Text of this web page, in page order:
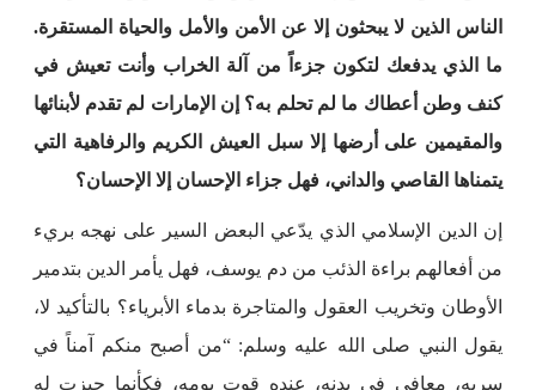
الناس الذين لا يبحثون إلا عن الأمن والأمل والحياة المستقرة.
ما الذي يدفعك لتكون جزءاً من آلة الخراب وأنت تعيش في
كنف وطن أعطاك ما لم تحلم به؟ إن الإمارات لم تقدم لأبنائها
والمقيمين على أرضها إلا سبل العيش الكريم والرفاهية التي
يتمناها القاصي والداني، فهل جزاء الإحسان إلا الإحسان؟
إن الدين الإسلامي الذي يدّعي البعض السير على نهجه بريء
من أفعالهم براءة الذئب من دم يوسف، فهل يأمر الدين بتدمير
الأوطان وتخريب العقول والمتاجرة بدماء الأبرياء؟ بالتأكيد لا،
يقول النبي صلى الله عليه وسلم: “من أصبح منكم آمناً في
سربه، معافى في بدنه، عنده قوت يومه، فكأنما حيزت له